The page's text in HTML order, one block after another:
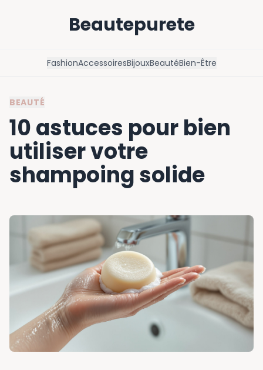
Beautepurete
FashionAccessoiresBijouxBeautéBien-Être
BEAUTÉ
10 astuces pour bien
utiliser votre
shampoing solide